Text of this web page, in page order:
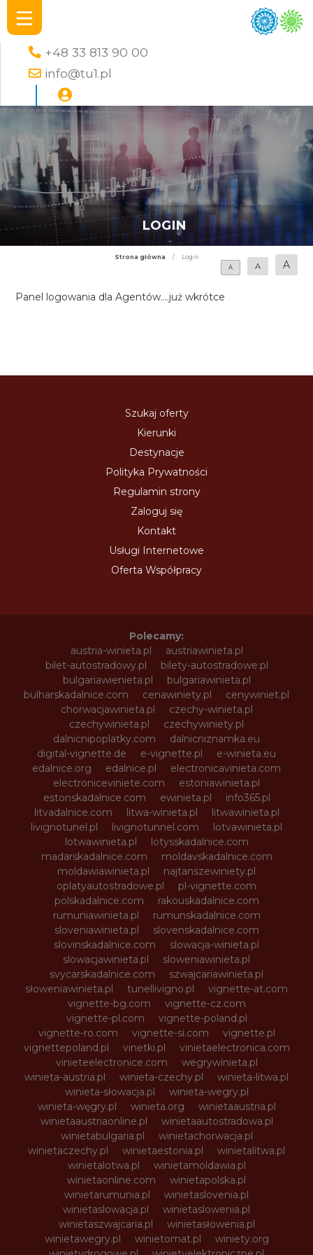
+48 33 813 90 00
info@tu1.pl
LOGIN
Strona główna /
Login
A
A A
Panel logowania dla Agentów....już wkrótce
Szukaj oferty
Kierunki
Destynacje
Polityka Prywatności
Regulamin strony
Zaloguj się
Kontakt
Usługi Internetowe
Oferta Współpracy
Polecamy:
austria-winieta.pl
austriawinieta.pl
bilet-autostradowy.pl
bilety-autostradowe.pl
bulgariawienieta.pl
bulgariawinieta.pl
bulharskadalnice.com
cenawiniety.pl
cenywiniet.pl
chorwacjawinieta.pl
czechy-winieta.pl
czechywinieta.pl
czechywiniety.pl
dalnicnipoplatky.com
dalnicniznamka.eu
digital-vignette.de
e-vignette.pl
e-winieta.eu
edalnice.org
edalnice.pl
electronicavinieta.com
electroniceviniete.com
estoniawinieta.pl
estonskadalnice.com
ewinieta.pl
info365.pl
litvadalnice.com
litwa-winieta.pl
litwawinieta.pl
livignotunel.pl
livignotunnel.com
lotvawinieta.pl
lotwawinieta.pl
lotysskadalnice.com
madarskadalnice.com
moldavskadalnice.com
moldawiawinieta.pl
najtanszewiniety.pl
oplatyautostradowe.pl
pl-vignette.com
polskadalnice.com
rakouskadalnice.com
rumuniawinieta.pl
rumunskadalnice.com
sloveniawinieta.pl
slovenskadalnice.com
slovinskadalnice.com
slowacja-winieta.pl
slowacjawinieta.pl
sloweniawinieta.pl
svycarskadalnice.com
szwajcariawinieta.pl
słoweniawinieta.pl
tunellivigno.pl
vignette-at.com
vignette-bg.com
vignette-cz.com
vignette-pl.com
vignette-poland.pl
vignette-ro.com
vignette-si.com
vignette.pl
vignettepoland.pl
vinetki.pl
vinietaelectronica.com
vinieteelectronice.com
wegrywinieta.pl
winieta-austria.pl
winieta-czechy.pl
winieta-litwa.pl
winieta-słowacja.pl
winieta-wegry.pl
winieta-węgry.pl
winieta.org
winietaaustria.pl
winietaaustriaonline.pl
winietaautostradowa.pl
winietabulgaria.pl
winietachorwacja.pl
winietaczechy.pl
winietaestonia.pl
winietalitwa.pl
winietalotwa.pl
winietamoldawia.pl
winietaonline.com
winietapolska.pl
winietarumunia.pl
winietaslovenia.pl
winietaslowacja.pl
winietaslowenia.pl
winietaszwajcaria.pl
winietasłowenia.pl
winietawegry.pl
winietomat.pl
winiety.org